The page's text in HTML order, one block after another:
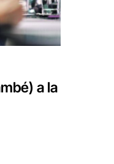
a la